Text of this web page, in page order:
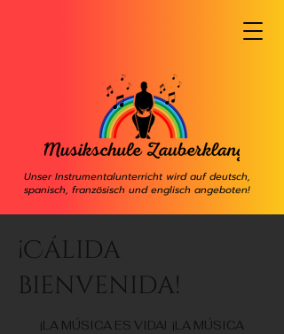
Unser Instrumentalunterricht wird auf deutsch,
spanisch, französisch und englisch angeboten!
¡Cálida
bienvenida!
¡LA MÚSICA ES VIDA! ¡LA MÚSICA